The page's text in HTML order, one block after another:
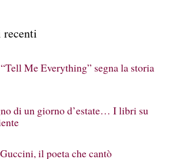
Me Everything” segna la storia
di un giorno d’estate… I libri su
il poeta che cantò